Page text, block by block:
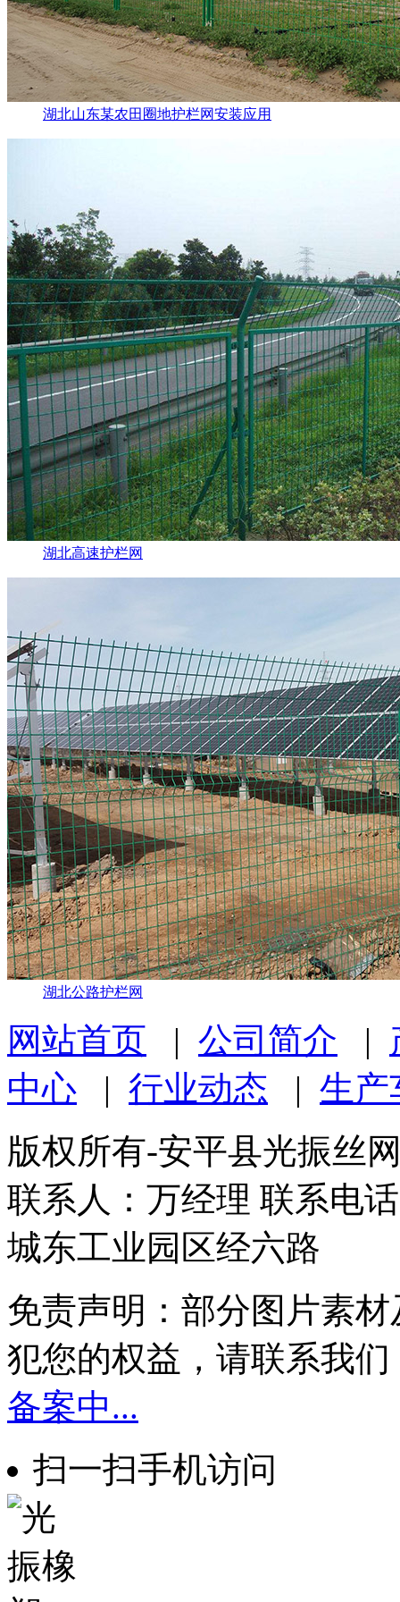
湖北山东某农田圈地护栏网安装应用
湖北高速护栏网
湖北公路护栏网
网站首页 | 公司简介 |
中心 | 行业动态 | 生产
版权所有-安平县光振丝
联系人：万经理 联系电
城东工业园区经六路
免责声明：部分图片素
犯您的权益，请联系我
备案中...
扫一扫手机访问